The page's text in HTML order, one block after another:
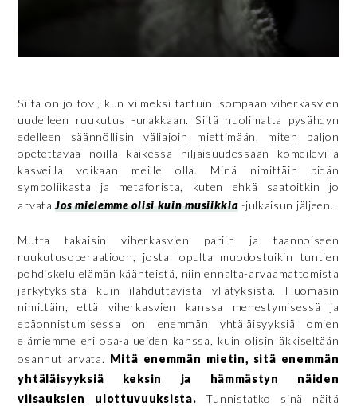
Siitä on jo tovi, kun viimeksi tartuin isompaan viherkasvien
uudelleen ruukutus -urakkaan. Siitä huolimatta pysähdyn
edelleen säännöllisin väliajoin miettimään, miten paljon
opetettavaa noilla kaikessa hiljaisuudessaan komeilevilla
kasveilla voikaan meille olla. Minä nimittäin pidän
symboliikasta ja metaforista, kuten ehkä saatoitkin jo
arvataJos mielemme olisi kuin musiikkia -julkaisun jäljeen.
Mutta takaisin viherkasvien pariin ja taannoiseen
ruukutusoperaatioon, josta lopulta muodostuikin tuntien
pohdiskelu elämän käänteistä, niin ennalta-arvaamattomista
järkytyksistä kuin ilahduttavista yllätyksistä. Huomasin
nimittäin, että viherkasvien kanssa menestymisessä ja
epäonnistumisessa on enemmän yhtäläisyyksiä omien
elämiemme eri osa-alueiden kanssa, kuin olisin äkkiseltään
osannut arvata. Mitä enemmän mietin, sitä enemmän
yhtäläisyyksiä keksin ja hämmästyn näiden
viisauksien ulottuvuuksista.Tunnistatko sinä näitä